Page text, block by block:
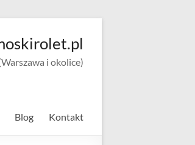
i okolice)
Blog Kontakt